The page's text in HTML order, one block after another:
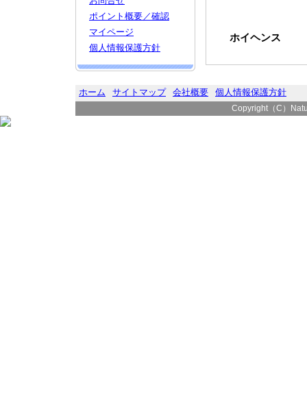
ホイヘンス
ポイント概要／確認
マイページ
個人情報保護方針
ホーム サイトマップ 会社概要 個人情報保護方針
Copyright（C）